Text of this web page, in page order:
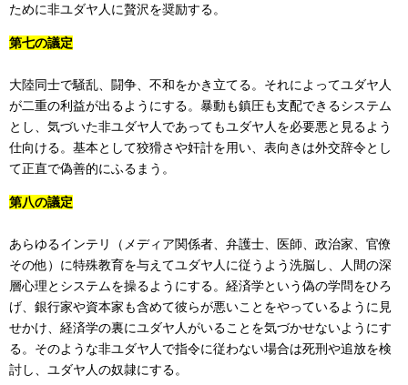
ために非ユダヤ人に贅沢を奨励する。
第七の議定
大陸同士で騒乱、闘争、不和をかき立てる。それによってユダヤ人
が二重の利益が出るようにする。暴動も鎮圧も支配できるシステム
とし、気づいた非ユダヤ人であってもユダヤ人を必要悪と見るよう
仕向ける。基本として狡猾さや奸計を用い、表向きは外交辞令とし
て正直で偽善的にふるまう。
第八の議定
あらゆるインテリ（メディア関係者、弁護士、医師、政治家、官僚
その他）に特殊教育を与えてユダヤ人に従うよう洗脳し、人間の深
層心理とシステムを操るようにする。経済学という偽の学問をひろ
げ、銀行家や資本家も含めて彼らが悪いことをやっているように見
せかけ、経済学の裏にユダヤ人がいることを気づかせないようにす
る。そのような非ユダヤ人で指令に従わない場合は死刑や追放を検
討し、ユダヤ人の奴隷にする。